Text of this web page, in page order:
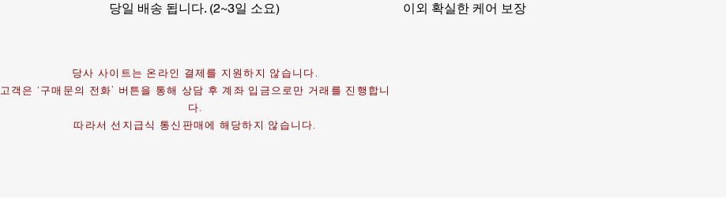
​당일 배송 됩니다. (2~3일 소요)
이외 확실한 케어 보장​
당사 사이트는 온라인 결제를 지원하지 않습니다.
고객은 ‘구매문의 전화’ 버튼을 통해 상담 후 계좌 입금으로만 거래를 진행합니
다.
따라서 선지급식 통신판매에 해당하지 않습니다.